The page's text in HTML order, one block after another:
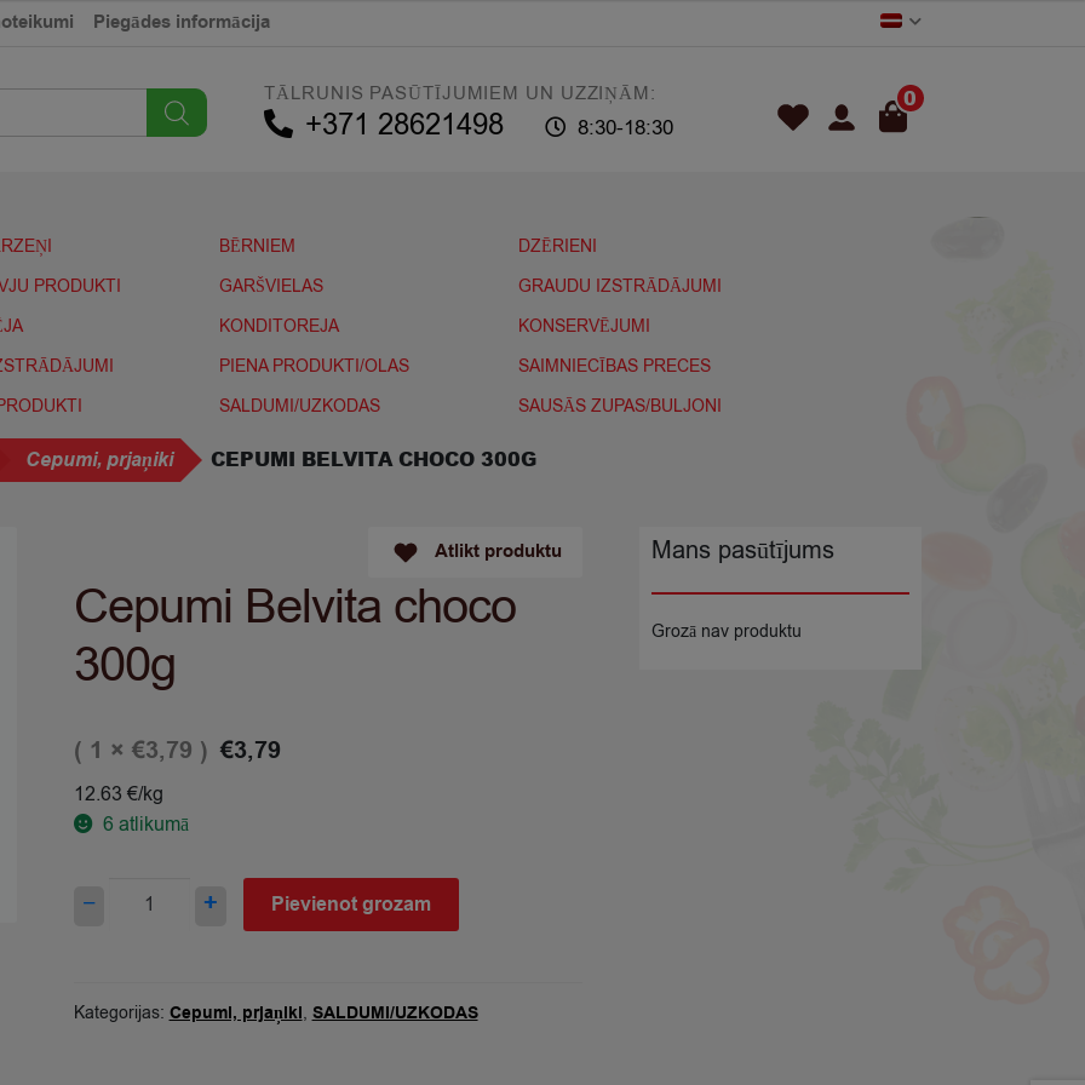
Piegādes informācija
TĀLRUNIS PASŪTĪJUMIEM UN UZZIŅĀM:
+371 28621498 8:30-18:30
0
BĒRNIEM
DZĒRIENI
PRODUKTI
GARŠVIELAS
GRAUDU IZSTRĀDĀJUMI
KONDITOREJA
KONSERVĒJUMI
PIENA PRODUKTI/OLAS
SAIMNIECĪBAS PRECES
SALDUMI/UZKODAS SAUSĀS ZUPAS/BULJONI
Cepumi, prjaņiki CEPUMI BELVITA CHOCO 300G
Atlikt produktu
Cepumi Belvita choco
300g
€3,79
( 1 × €3,79 )
12.63 €/kg
6 atlikumā
−
Cepumi
quantity
+ Pievienot grozam
Kategorijas: Cepumi, prjaņiki, SALDUMI/UZKODAS
Mans pasūtījums
Grozā nav produktu